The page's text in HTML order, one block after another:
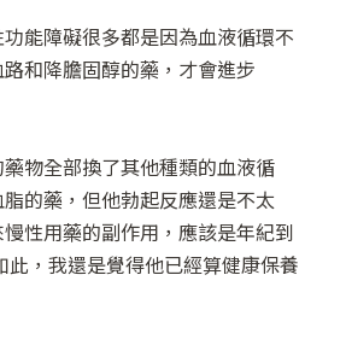
功能障礙很多都是因為血液循環不
和降膽固醇的藥，才會進步
物全部換了其他種類的血液循
的藥，但他勃起反應還是不太
性用藥的副作用，應該是年紀到
此，我還是覺得他已經算健康保養